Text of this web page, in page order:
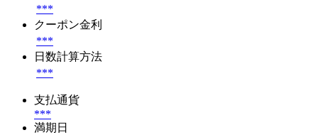
***
クーポン金利
***
日数計算方法
***
支払通貨
***
満期日